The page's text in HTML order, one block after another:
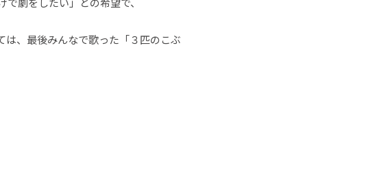
、最後みんなで歌った「３匹のこぶ